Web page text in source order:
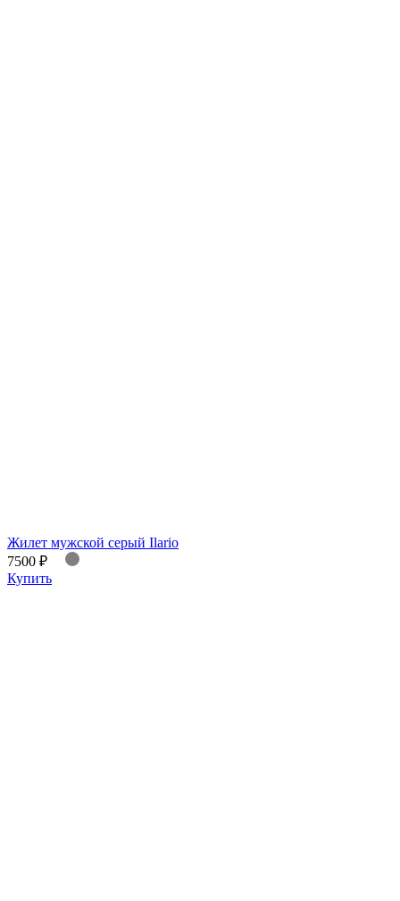
Жилет мужской серый Ilario
7500 ₽
Купить